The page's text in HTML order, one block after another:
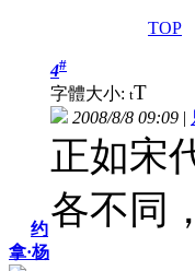
TOP
约
拿·杨
4#
字體大小: tT
2008/8/8 09:09 |
正如宋
各不同